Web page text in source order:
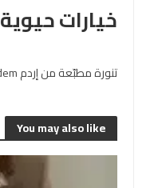
خيارات حيوية
تنورة مطبّعة من إردم Erdem
You may also like